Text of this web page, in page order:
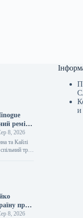
ремікс
8, 2026
та Кайлі
трек
при
8, 2026
и